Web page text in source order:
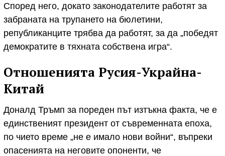
Според него, докато законодателите работят за
забраната на трупането на бюлетини,
републиканците трябва да работят, за да „победят
демократите в тяхната собствена игра“.
Отношенията Русия-Украйна-
Китай
Доналд Тръмп за пореден път изтъкна факта, че е
единственият президент от съвременната епоха,
по чието време „не е имало нови войни“, въпреки
опасенията на неговите опоненти, че